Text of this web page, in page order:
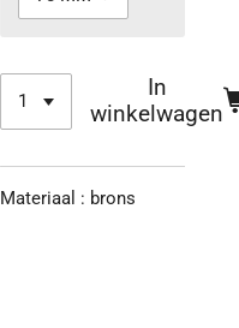
In
winkelwagen
Materiaal : brons